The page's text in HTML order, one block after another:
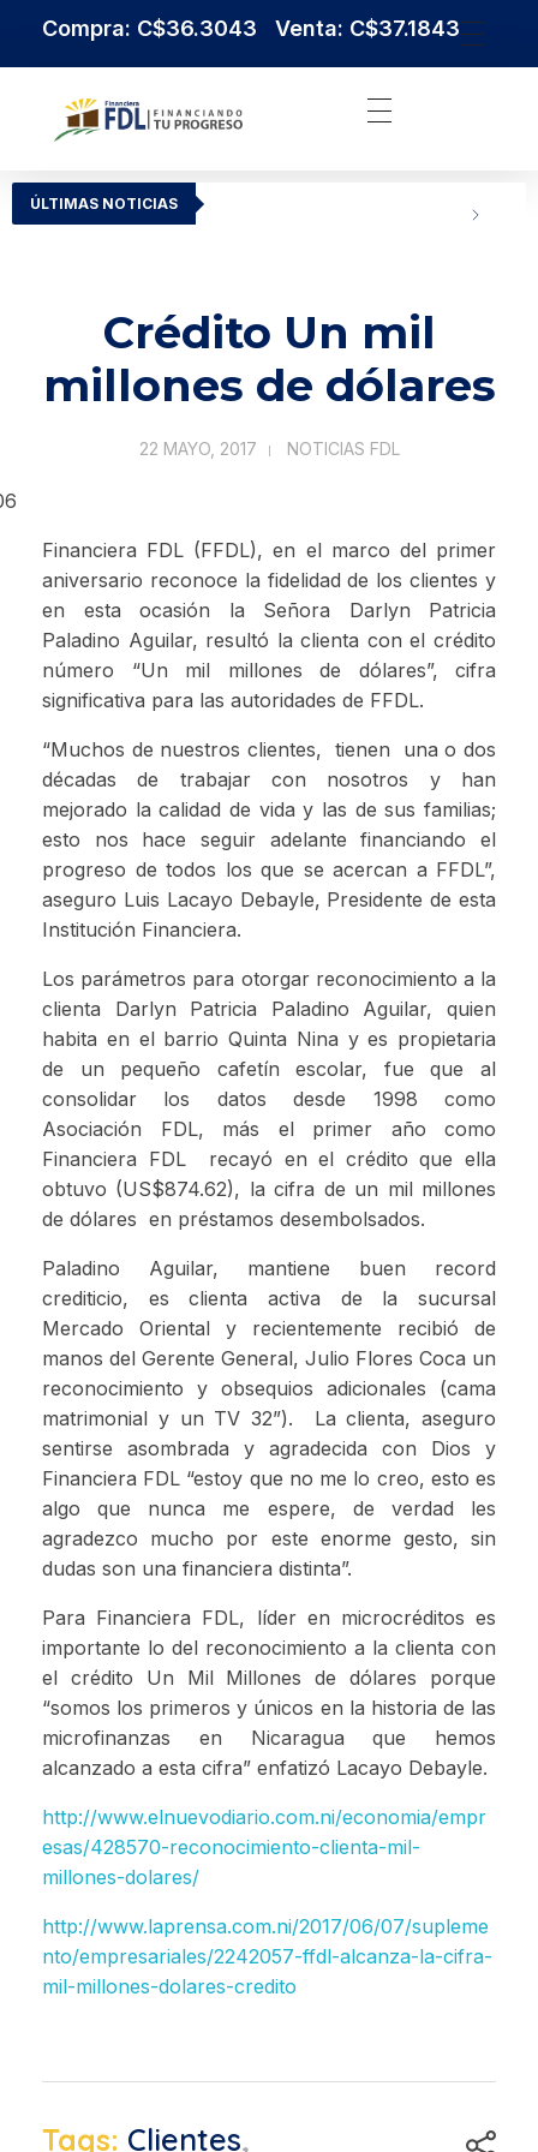
Compra: C$36.3043 Venta: C$37.1843
ÚLTIMAS NOTICIAS
Crédito Un mil
millones de dólares
22 MAYO, 2017 NOTICIAS FDL
Financiera FDL (FFDL), en el marco del primer
aniversario reconoce la fidelidad de los clientes y
en esta ocasión la Señora Darlyn Patricia
Paladino Aguilar, resultó la clienta con el crédito
número “Un mil millones de dólares”, cifra
significativa para las autoridades de FFDL.
“Muchos de nuestros clientes, tienen una o dos
décadas de trabajar con nosotros y han
mejorado la calidad de vida y las de sus familias;
esto nos hace seguir adelante financiando el
progreso de todos los que se acercan a FFDL”,
aseguro Luis Lacayo Debayle, Presidente de esta
Institución Financiera.
Los parámetros para otorgar reconocimiento a la
clienta Darlyn Patricia Paladino Aguilar, quien
habita en el barrio Quinta Nina y es propietaria
de un pequeño cafetín escolar, fue que al
consolidar los datos desde 1998 como
Asociación FDL, más el primer año como
Financiera FDL recayó en el crédito que ella
obtuvo (US$874.62), la cifra de un mil millones
de dólares en préstamos desembolsados.
Paladino Aguilar, mantiene buen record
crediticio, es clienta activa de la sucursal
Mercado Oriental y recientemente recibió de
manos del Gerente General, Julio Flores Coca un
reconocimiento y obsequios adicionales (cama
matrimonial y un TV 32”). La clienta, aseguro
sentirse asombrada y agradecida con Dios y
Financiera FDL “estoy que no me lo creo, esto es
algo que nunca me espere, de verdad les
agradezco mucho por este enorme gesto, sin
dudas son una financiera distinta”.
Para Financiera FDL, líder en microcréditos es
importante lo del reconocimiento a la clienta con
el crédito Un Mil Millones de dólares porque
“somos los primeros y únicos en la historia de las
microfinanzas en Nicaragua que hemos
alcanzado a esta cifra” enfatizó Lacayo Debayle.
http://www.elnuevodiario.com.ni/economia/empr
esas/428570-reconocimiento-clienta-mil-
millones-dolares/
http://www.laprensa.com.ni/2017/06/07/supleme
nto/empresariales/2242057-ffdl-alcanza-la-cifra-
mil-millones-dolares-credito
Tags: Clientes,